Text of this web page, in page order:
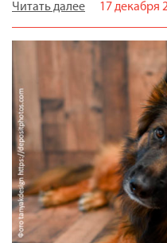
Читать далее 17 декабря